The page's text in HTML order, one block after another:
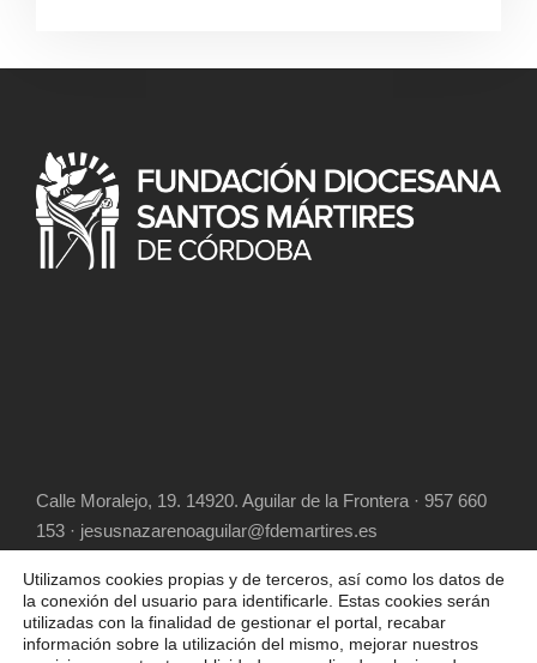
Calle Moralejo, 19. 14920. Aguilar de la Frontera · 957 660
153 · jesusnazarenoaguilar@fdemartires.es
Utilizamos cookies propias y de terceros, así como los datos de
la conexión del usuario para identificarle. Estas cookies serán
utilizadas con la finalidad de gestionar el portal, recabar
información sobre la utilización del mismo, mejorar nuestros